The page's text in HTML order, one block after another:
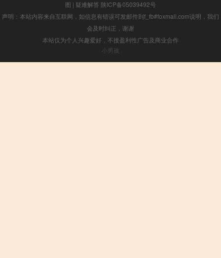
图 | 疑难解答 陕ICP备05039492号
声明：本站内容来自互联网，如信息有错误可发邮件到f_fb#foxmail.com说明，我们
会及时纠正，谢谢
本站仅为个人兴趣爱好，不接盈利性广告及商业合作
小男孩